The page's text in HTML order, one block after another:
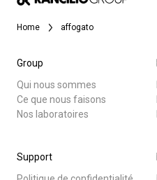
Home affogato
Group
Qui nous sommes
Ce que nous faisons
Nos laboratoires
Support